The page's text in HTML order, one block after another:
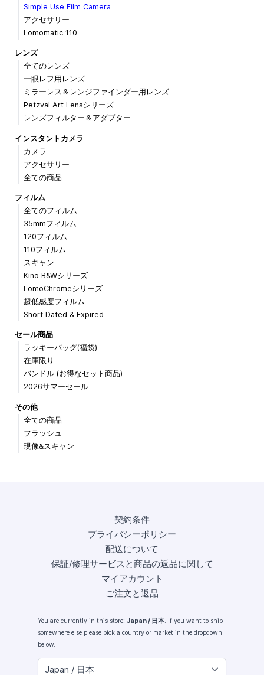
Simple Use Film Camera
アクセサリー
Lomomatic 110
レンズ
全てのレンズ
一眼レフ用レンズ
ミラーレス＆レンジファインダー用レンズ
Petzval Art Lensシリーズ
レンズフィルター＆アダプター
インスタントカメラ
カメラ
アクセサリー
全ての商品
フィルム
全てのフィルム
35mmフィルム
120フィルム
110フィルム
スキャン
Kino B&Wシリーズ
LomoChromeシリーズ
超低感度フィルム
Short Dated & Expired
セール商品
ラッキーバッグ(福袋)
在庫限り
バンドル (お得なセット商品)
2026サマーセール
その他
全ての商品
フラッシュ
現像&スキャン
契約条件
プライバシーポリシー
配送について
保証/修理サービスと商品の返品に関して
マイアカウント
ご注文と返品
You are currently in this store: Japan / 日本. If you want to ship
somewhere else please pick a country or market in the dropdown
below.